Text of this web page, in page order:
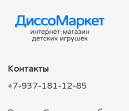
Контакты
+7-937-181-12-85